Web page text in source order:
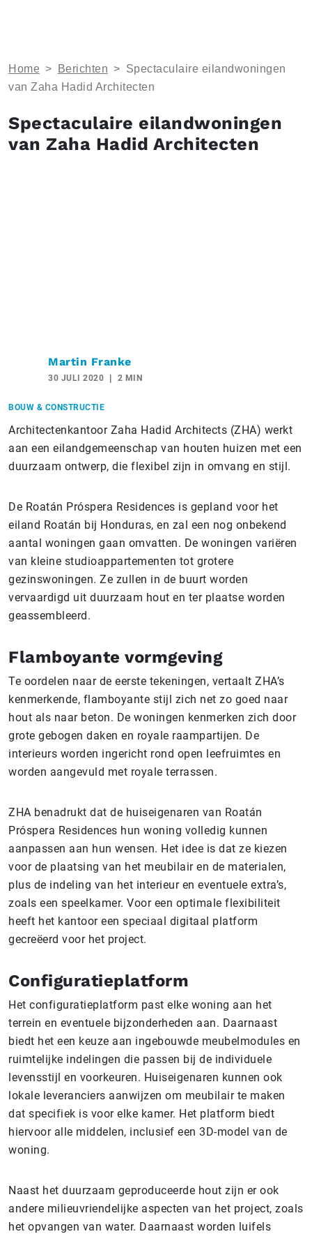
Home > Berichten > Spectaculaire eilandwoningen
van Zaha Hadid Architecten
Spectaculaire eilandwoningen
van Zaha Hadid Architecten
Martin Franke
30 JULI 2020 2 MIN
BOUW & CONSTRUCTIE
Architectenkantoor Zaha Hadid Architects (ZHA) werkt
aan een eilandgemeenschap van houten huizen met een
duurzaam ontwerp, die flexibel zijn in omvang en stijl.
De Roatán Próspera Residences is gepland voor het
eiland Roatán bij Honduras, en zal een nog onbekend
aantal woningen gaan omvatten. De woningen variëren
van kleine studioappartementen tot grotere
gezinswoningen. Ze zullen in de buurt worden
vervaardigd uit duurzaam hout en ter plaatse worden
geassembleerd.
Flamboyante vormgeving
Te oordelen naar de eerste tekeningen, vertaalt ZHA’s
kenmerkende, flamboyante stijl zich net zo goed naar
hout als naar beton. De woningen kenmerken zich door
grote gebogen daken en royale raampartijen. De
interieurs worden ingericht rond open leefruimtes en
worden aangevuld met royale terrassen.
ZHA benadrukt dat de huiseigenaren van Roatán
Próspera Residences hun woning volledig kunnen
aanpassen aan hun wensen. Het idee is dat ze kiezen
voor de plaatsing van het meubilair en de materialen,
plus de indeling van het interieur en eventuele extra’s,
zoals een speelkamer. Voor een optimale flexibiliteit
heeft het kantoor een speciaal digitaal platform
gecreëerd voor het project.
Configuratieplatform
Het configuratieplatform past elke woning aan het
terrein en eventuele bijzonderheden aan. Daarnaast
biedt het een keuze aan ingebouwde meubelmodules en
ruimtelijke indelingen die passen bij de individuele
levensstijl en voorkeuren. Huiseigenaren kunnen ook
lokale leveranciers aanwijzen om meubilair te maken
dat specifiek is voor elke kamer. Het platform biedt
hiervoor alle middelen, inclusief een 3D-model van de
woning.
Naast het duurzaam geproduceerde hout zijn er ook
andere milieuvriendelijke aspecten van het project, zoals
het opvangen van water. Daarnaast worden luifels